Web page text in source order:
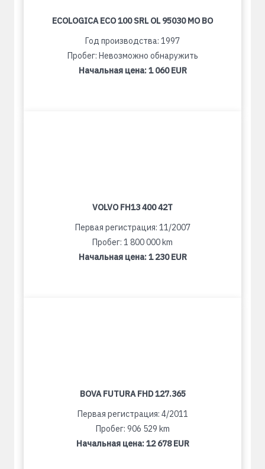
ECOLOGICA ECO 100 SRL OL 95030 MO BO
Год производства: 1997
Пробег: Невозможно обнаружить
Начальная цена:1 060 EUR
VOLVO FH13 400 42T
Первая регистрация: 11/2007
Пробег: 1 800 000 km
Начальная цена:1 230 EUR
BOVA FUTURA FHD 127.365
Первая регистрация: 4/2011
Пробег: 906 529 km
Начальная цена:12 678 EUR